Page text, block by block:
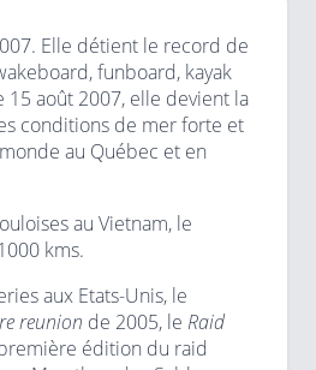
Elle détient le record de
funboard, kayak
15 août 2007, elle devient la
conditions de mer forte et
au Québec et en
au Vietnam, le
kms.
aux Etats-Unis, le
reunion de 2005, le Raid
édition du raid